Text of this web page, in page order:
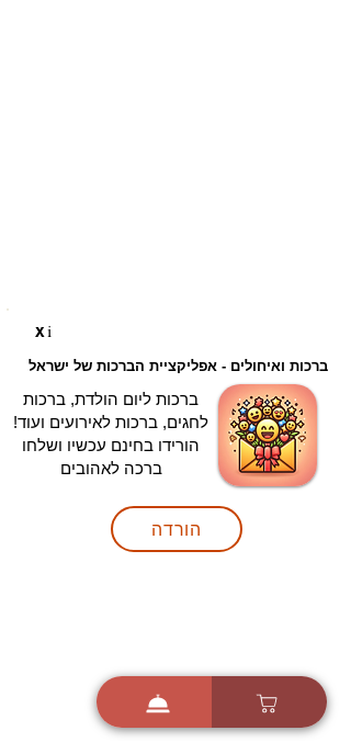
Xi
ברכות ואיחולים - אפליקציית הברכות של ישראל
ברכות ליום הולדת, ברכות
לחגים, ברכות לאירועים ועוד!
הורידו בחינם עכשיו ושלחו
ברכה לאהובים
הורדה